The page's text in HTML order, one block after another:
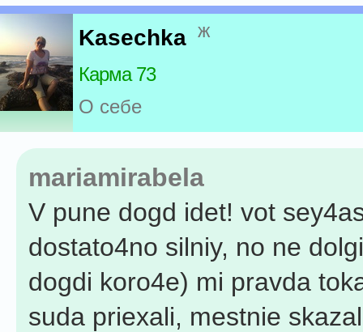
Kasechka ж
Карма 73
О себе
mariamirabela
V pune dogd idet! vot
dostato4no silniy, no ne
dogdi koro4e) mi pravda
suda priexali, mestnie